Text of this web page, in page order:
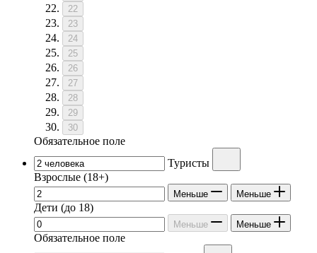
22
23
24
25
26
27
28
29
30
Обязательное поле
Туристы
Взрослые (18+)
Меньше Меньше
Дети (до 18)
Меньше Меньше
Обязательное поле